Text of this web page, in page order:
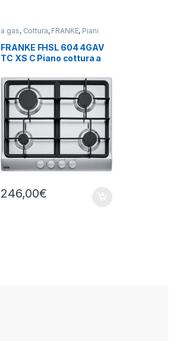
a gas, Cottura, FRANKE, Piani
Cottura
FRANKE FHSL 604 4GAV
TC XS C Piano cottura a
106.0459.550
246,00€